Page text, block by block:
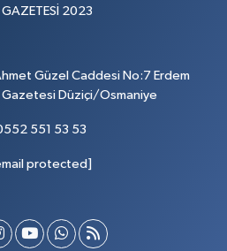
GAZETESİ 2023
Güzel Caddesi No:7 Erdem
Gazetesi Düziçi/Osmaniye
551 53 53
protected]